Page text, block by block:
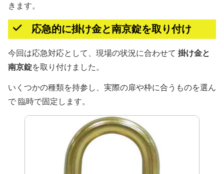
きます。
応急的に掛け金と南京錠を取り付け
今回は応急対応として、現場の状況に合わせて 掛け金と
南京錠を取り付けました。
いくつかの種類を持参し、実際の扉や枠に合うものを選ん
で 臨時で固定します。